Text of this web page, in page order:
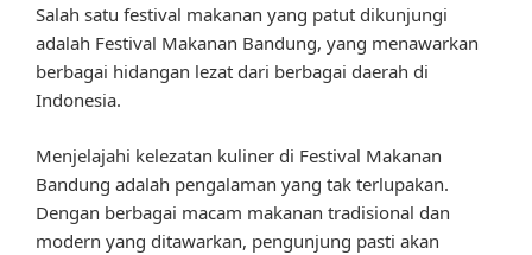
Salah satu festival makanan yang patut dikunjungi
adalah Festival Makanan Bandung, yang menawarkan
berbagai hidangan lezat dari berbagai daerah di
Indonesia.
Menjelajahi kelezatan kuliner di Festival Makanan
Bandung adalah pengalaman yang tak terlupakan.
Dengan berbagai macam makanan tradisional dan
modern yang ditawarkan, pengunjung pasti akan